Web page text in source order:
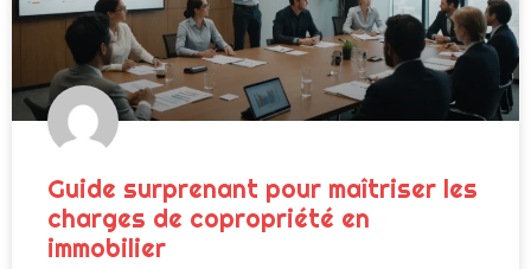
Guide surprenant pour maîtriser les
charges de copropriété en
immobilier